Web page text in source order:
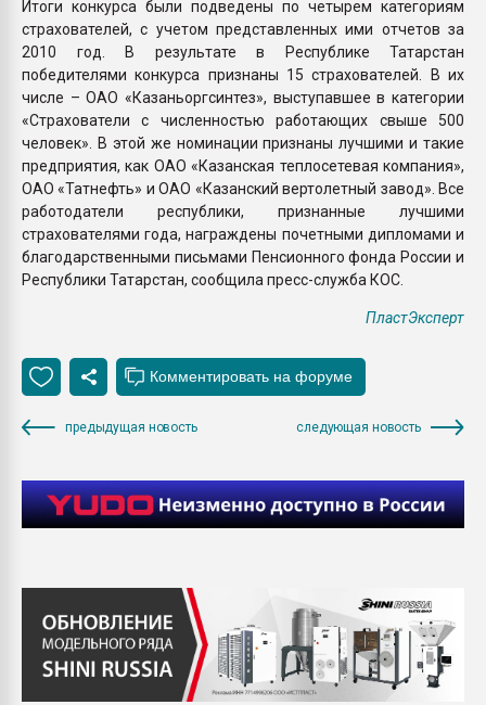
Итоги конкурса были подведены по четырем категориям
страхователей, с учетом представленных ими отчетов за
2010 год. В результате в Республике Татарстан
победителями конкурса признаны 15 страхователей. В их
числе – ОАО «Казаньоргсинтез», выступавшее в категории
«Страхователи с численностью работающих свыше 500
человек». В этой же номинации признаны лучшими и такие
предприятия, как ОАО «Казанская теплосетевая компания»,
ОАО «Татнефть» и ОАО «Казанский вертолетный завод». Все
работодатели республики, признанные лучшими
страхователями года, награждены почетными дипломами и
благодарственными письмами Пенсионного фонда России и
Республики Татарстан, сообщила пресс-служба КОС.
ПластЭксперт
предыдущая новость следующая новость